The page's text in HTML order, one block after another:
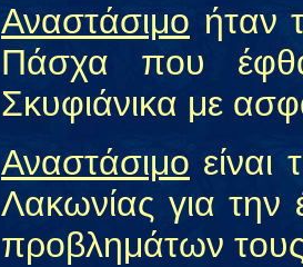
Αναστάσιμο ήταν
Πάσχα που
Σκυφιάνικα με
Αναστάσιμο
Λακωνίας για
προβλημάτων